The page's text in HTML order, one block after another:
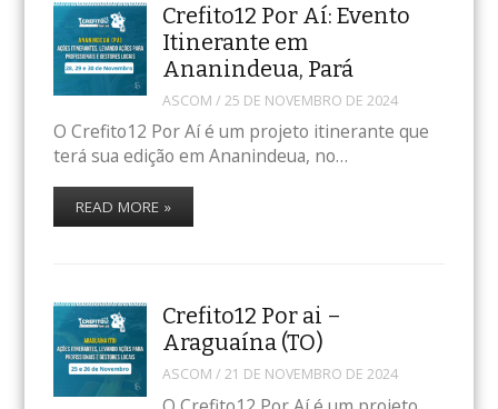
Crefito12 Por Aí: Evento
Itinerante em
Ananindeua, Pará
ASCOM /25 DE NOVEMBRO DE 2024
O Crefito12 Por Aí é um projeto itinerante que
terá sua edição em Ananindeua, no…
READ MORE »
Crefito12 Por ai –
Araguaína (TO)
ASCOM /21 DE NOVEMBRO DE 2024